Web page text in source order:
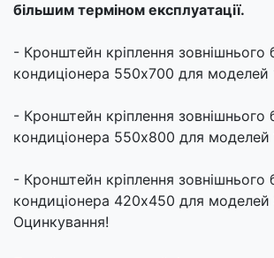
більшим терміном експлуатації.
- Кронштейн кріплення зовнішнього
кондиціонера 550х700 для моделей
- Кронштейн кріплення зовнішнього
кондиціонера 550х800 для моделей
- Кронштейн кріплення зовнішнього
кондиціонера 420х450 для моделей
Оцинкування!